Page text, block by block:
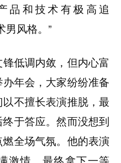
品和技术有极高追
男风格。”
锋低调内敛，但内心富
年会，大家纷纷准备
不擅长表演推脱，最
于答应。然而没想到
全场气氛。他的表演
激情，最终拿下一等